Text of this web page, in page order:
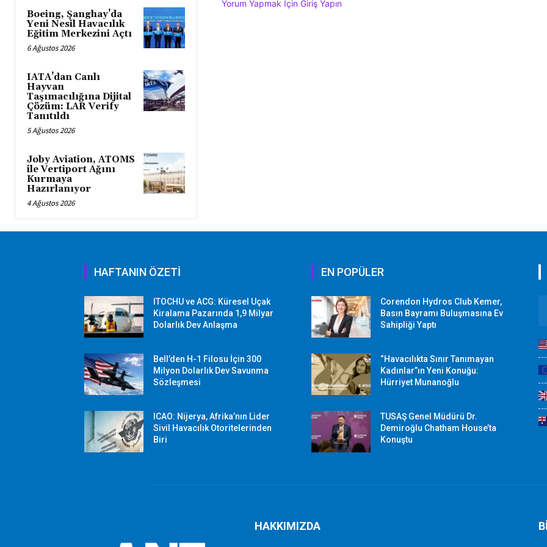
Boeing, Şanghay’da
Yeni Nesil Havacılık
Eğitim Merkezini Açtı
6 Ağustos 2026
IATA’dan Canlı
Hayvan
Taşımacılığına Dijital
Çözüm: LAR Verify
Tanıtıldı
5 Ağustos 2026
Joby Aviation, ATOMS
ile Vertiport Ağını
Kurmaya
Hazırlanıyor
4 Ağustos 2026
Yorum Yapmak İçin Giriş Yapın
HAFTANIN ÖZETİ
ITOCHU ve ACG: Küresel Uçak
Kiralama Pazarında 1,9 Milyar
Dolarlık Dev Anlaşma
Bell’den H-1 Filosu İçin 300
Milyon Dolarlık Dev Savunma
Sözleşmesi
ICAO: Nijerya, Afrika’nın Lider
Sivil Havacılık Otoritelerinden
Biri
EN POPÜLER
Corendon Hydros Club Kemer,
Basın Bayramı Buluşmasına Ev
Sahipliği Yaptı
“Havacılıkta Sınır Tanımayan
Kadınlar”ın Yeni Konuğu:
Hürriyet Munanoğlu
TUSAŞ Genel Müdürü Dr.
Demiroğlu Chatham House’ta
Konuştu
HAKKIMIZDA